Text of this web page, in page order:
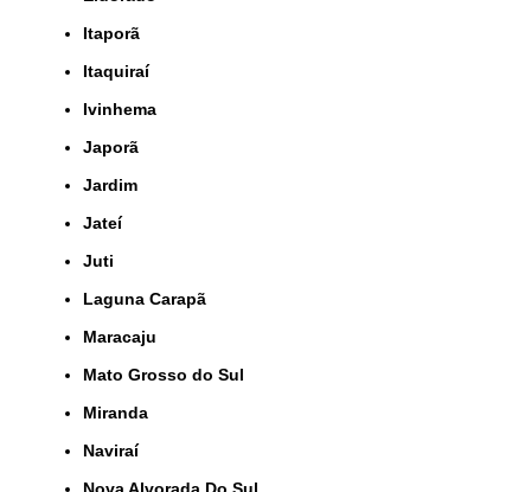
Itaporã
Itaquiraí
Ivinhema
Japorã
Jardim
Jateí
Juti
Laguna Carapã
Maracaju
Mato Grosso do Sul
Miranda
Naviraí